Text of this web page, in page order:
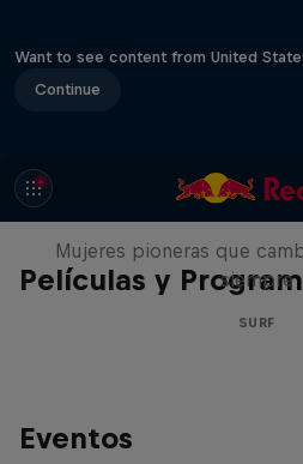
Want to see content from United
Continue
Películas y
NOW
Mujeres pioneras que
siempre
SURF
Eventos